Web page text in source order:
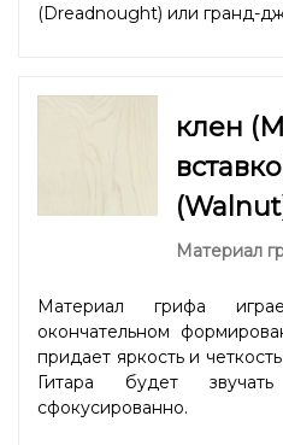
(Dreadnought) или гранд-
клен
Материал
Материал грифа
окончательном
придает яркость и
Гитара будет
сфокусированно.